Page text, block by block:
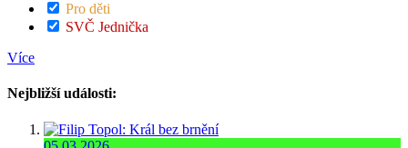
Pro děti
SVČ Jednička
Více
Nejbližší události: